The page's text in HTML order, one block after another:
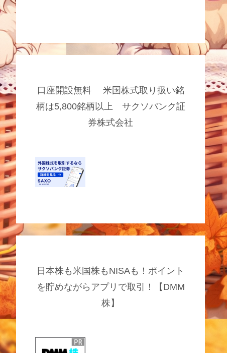
口座開設無料 米国株式取り扱い銘
柄は5,800銘柄以上 サクソバンク証
券株式会社
日本株も米国株もNISAも！ポイント
を貯めながらアプリで取引！【DMM
株】